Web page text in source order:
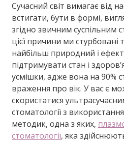
Сучасний світ вимагає від
встигати, бути в формі,
згідно звичним суспільним
цієї причини ми стурбовані
найбільш природний і
підтримувати стан і
усмішки, адже вона на 90%
враження про вік. У вас є
скористатися
стоматології з
методик, одна з яких,
стоматології, яка